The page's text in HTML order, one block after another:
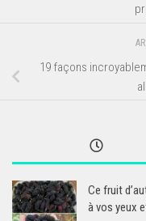
19 façons
Ce fruit
à vos yeux